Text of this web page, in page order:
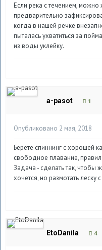
Если река с течением, можно
предварительно
когда в нашей речке
пыталась ухватиться за
из воды уклейку.
a-pasot 1
Опубликовано 2 мая, 2018
Берёте спиннинг с хорошей
свободное плавание,
Задача - сделать так, чтобы
хочется, но размотать леску
EtoDanila 4